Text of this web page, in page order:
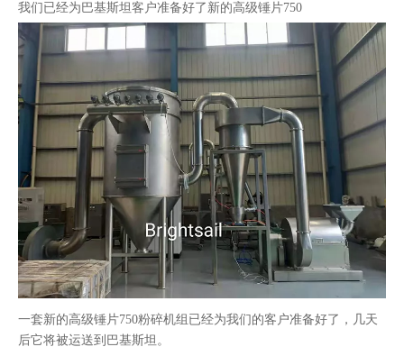
我们已经为巴基斯坦客户准备好了新的高级锤片750
一套新的高级锤片750粉碎机组已经为我们的客户准备好了，几天
后它将被运送到巴基斯坦。